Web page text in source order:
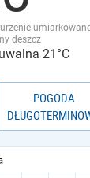
deszcz
21°C
POGODA